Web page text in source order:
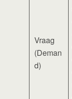
Vraag
(Deman
d)